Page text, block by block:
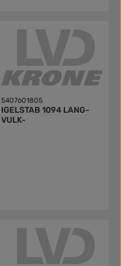
5407601805
IGELSTAB 1094 LANG-
VULK-